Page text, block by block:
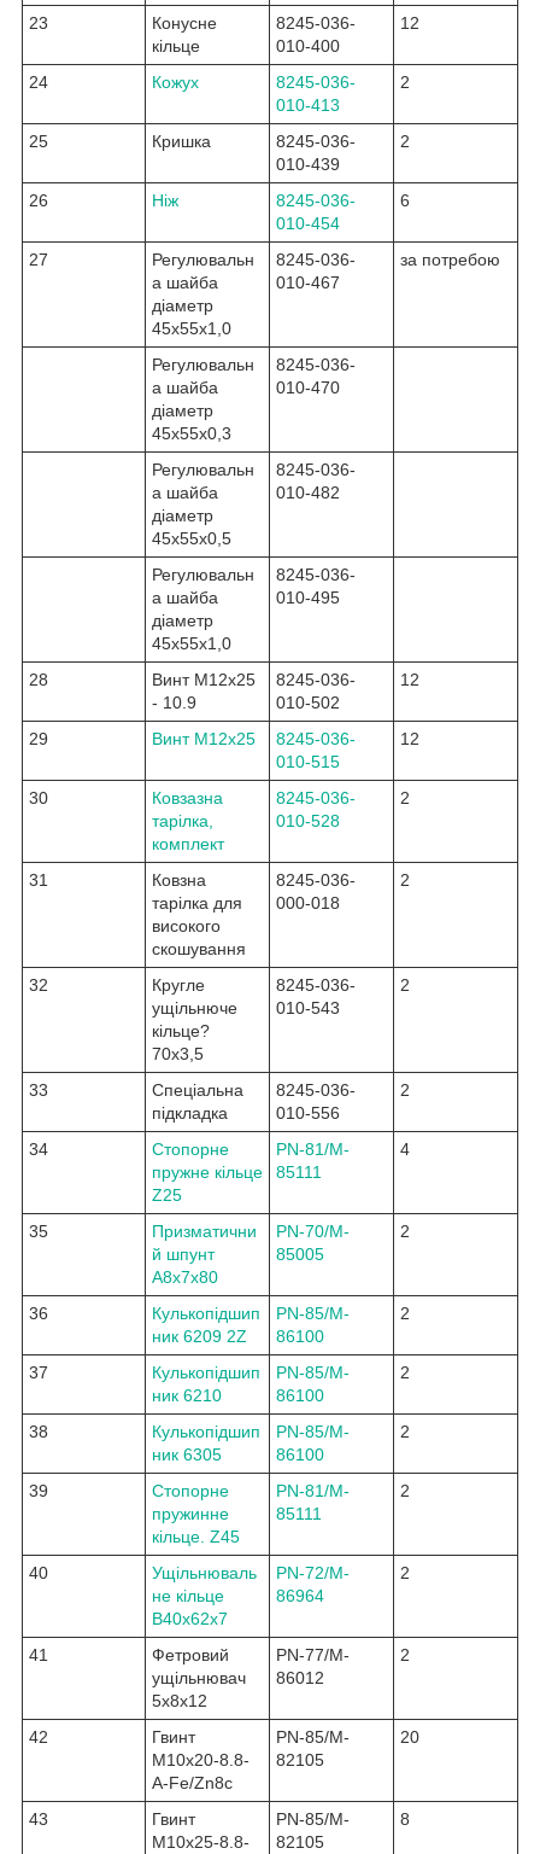
23
Конусне
кільце
8245-036-
010-400
12
24 Кожух
8245-036-
010-413
2
25 Кришка
8245-036-
010-439
2
26 Ніж
8245-036-
010-454
6
27
Регулювальн
а шайба
діаметр
45x55x1,0
8245-036-
010-467
за потребою
Регулювальн
а шайба
діаметр
45x55x0,3
8245-036-
010-470
Регулювальн
а шайба
діаметр
45x55x0,5
8245-036-
010-482
Регулювальн
а шайба
діаметр
45x55x1,0
8245-036-
010-495
28
Винт M12x25
- 10.9
8245-036-
010-502
12
29 Винт M12x25
8245-036-
010-515
12
30
Ковзазна
тарілка,
комплект
8245-036-
010-528
2
31
Ковзна
тарілка для
високого
скошування
8245-036-
000-018
2
32
Кругле
ущільнюче
кільце?
70x3,5
8245-036-
010-543
2
33
Спеціальна
підкладка
8245-036-
010-556
2
34
Стопорне
пружне кільце
Z25
PN-81/M-
85111
4
35
Призматични
й шпунт
A8x7x80
PN-70/M-
85005
2
36
Кулькопідшип
ник 6209 2Z
PN-85/M-
86100
2
37
Кулькопідшип
ник 6210
PN-85/M-
86100
2
38
Кулькопідшип
ник 6305
PN-85/M-
86100
2
39
Стопорне
пружинне
кільце. Z45
PN-81/M-
85111
2
40
Ущільнюваль
не кільце
B40x62x7
PN-72/M-
86964
2
41
Фетровий
ущільнювач
5x8x12
PN-77/M-
86012
2
42
Гвинт
M10x20-8.8-
A-Fe/Zn8c
PN-85/M-
82105
20
43
Гвинт
M10x25-8.8-
PN-85/M-
82105
8